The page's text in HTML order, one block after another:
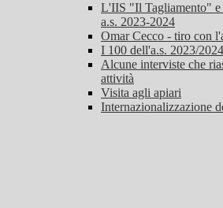
L'IIS "Il Tagliamento"
a.s. 2023-2024
Omar Cecco - tiro con
I 100 dell'a.s. 2023/2024
Alcune interviste che
attività
Visita agli apiari
Internazionalizzazione